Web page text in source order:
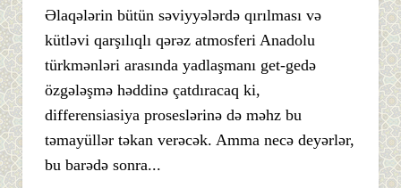
Əlaqələrin bütün səviyyələrdə qırılması və
kütləvi qarşılıqlı qərəz atmosferi Anadolu
türkmənləri arasında yadlaşmanı get-gedə
özgələşmə həddinə çatdıracaq ki,
differensiasiya proseslərinə də məhz bu
təmayüllər təkan verəcək. Amma necə deyərlər,
bu barədə sonra...